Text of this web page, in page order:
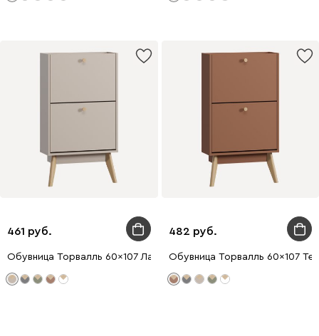
461
Обувница Торвалль 60x107 Латте
482
Обувница Торвалль 60x107